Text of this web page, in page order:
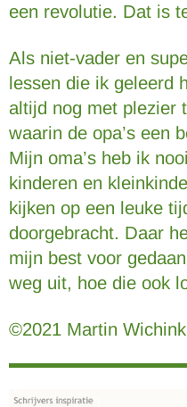
een revolutie. Dat is
Als niet-vader en
lessen die ik geleerd
altijd nog met plezier
waarin de opa’s een
Mijn oma’s heb ik
kinderen en
kijken op een leuke
doorgebracht. Daar
mijn best voor
weg uit, hoe die ook
©2021 Martin